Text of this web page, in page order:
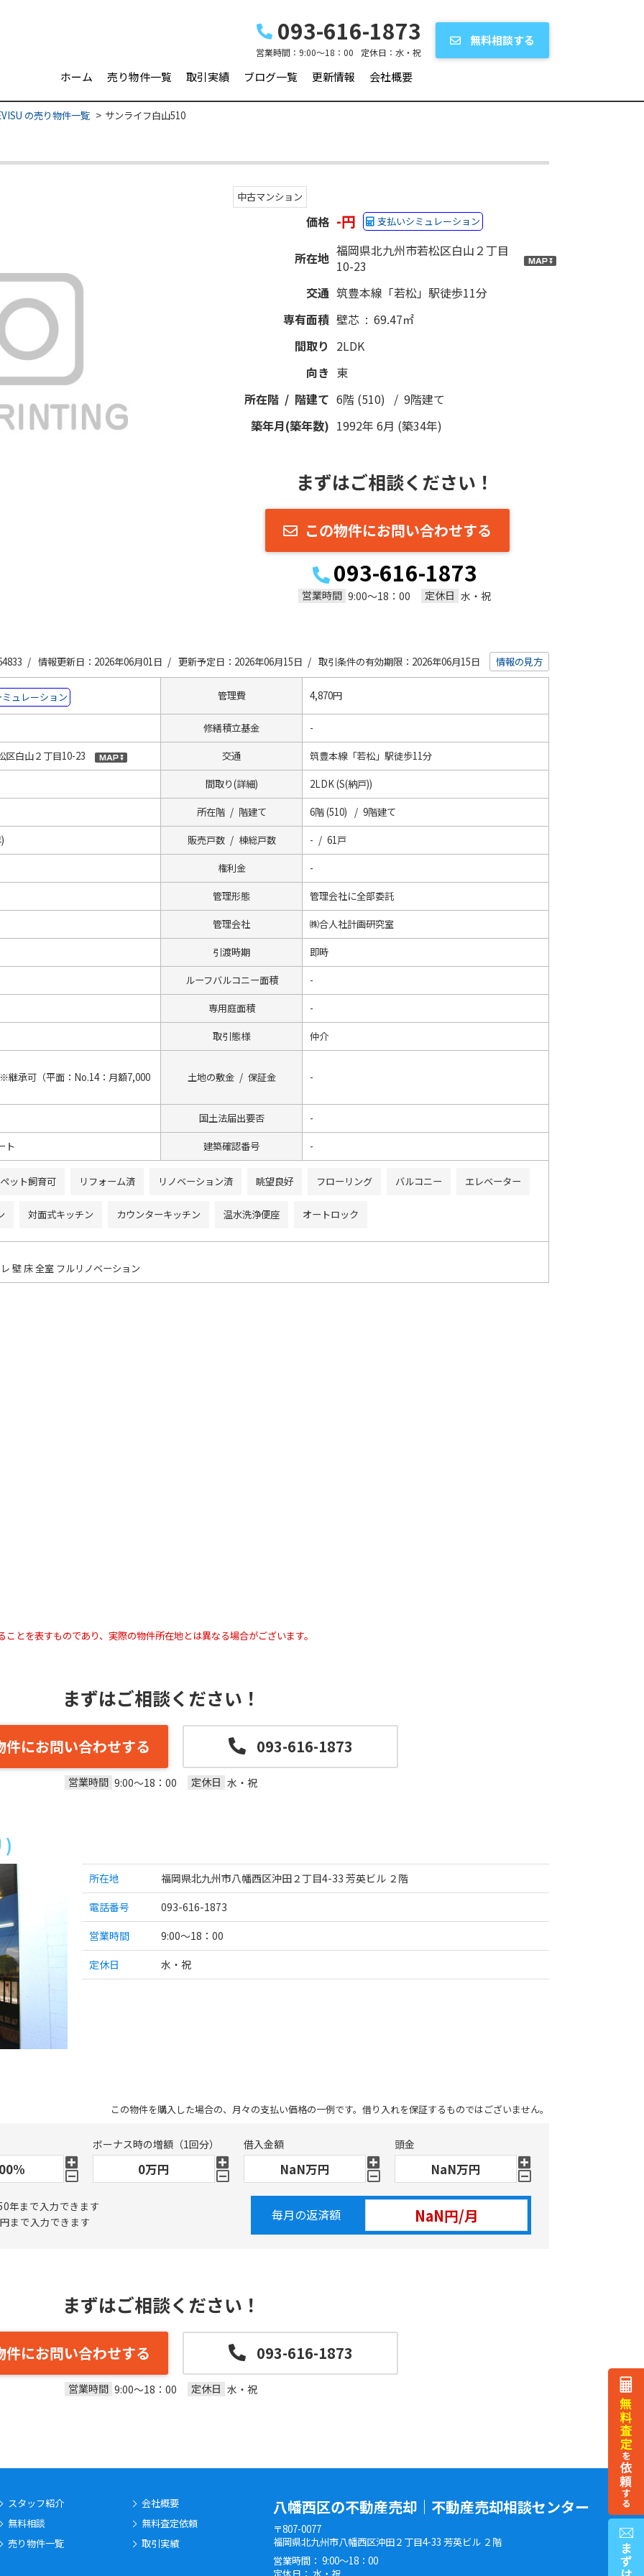
093-616-1873
営業時間： 9:00～18：00 定休日： 水・祝
無料相談する
ホーム 売り物件一覧 取引実績 ブログ一覧 更新情報 会社概要
の売り物件一覧 サンライフ白山510
中古マンション
価格 -円 支払いシミュレーション
所在地 福岡県北九州市若松区白山２丁目
10-23
交通 筑豊本線「若松」駅徒歩11分
専有面積 壁芯 : 69.47㎡
間取り 2LDK
向き 東
所在階 / 階建て 6階 (510) / 9階建て
築年月(築年数) 1992年 6月 (築34年)
まずはご相談ください！
この物件にお問い合わせする
093-616-1873
営業時間 9:00～18：00 定休日 水・祝
/ 情報更新日：2026年06月01日 / 更新予定日：2026年06月15日 / 取引条件の有効期限：2026年06月15日 情報の見方
ュレーション 管理費 4,870円
修繕積立基金 -
区白山２丁目10-23 交通 筑豊本線「若松」駅徒歩11分
間取り(詳細) 2LDK (S(納戸))
所在階 / 階建て 6階 (510) / 9階建て
販売戸数 / 棟総戸数 - / 61戸
権利金 -
管理形態 管理会社に全部委託
管理会社 ㈱合人社計画研究室
引渡時期 即時
ルーフバルコニー面積 -
専用庭面積 -
取引態様 仲介
継承可（平面：No.14：月額7,000 土地の敷金 / 保証金 -
国土法届出要否 -
ト 建築確認番号 -
ペット飼育可 リフォーム済 リノベーション済 眺望良好 フローリング バルコニー エレベーター
対面式キッチン カウンターキッチン 温水洗浄便座 オートロック
壁 床 全室 フルリノベーション
とを表すものであり、実際の物件所在地とは異なる場合がございます。
まずはご相談ください！
件にお問い合わせする 093-616-1873
営業時間 9:00～18：00 定休日 水・祝
)
所在地
福岡県北九州市八幡西区沖田２丁目4-33 芳英ビル ２階
電話番号
093-616-1873
営業時間
9:00～18：00
定休日
水・祝
この物件を購入した場合の、月々の支払い価格の一例です。借り入れを保証するものではございません。
ボーナス時の増額（1回分） 借入金額 頭金
年まで入力できます
まで入力できます
毎月の返済額
まずはご相談ください！
件にお問い合わせする 093-616-1873
営業時間 9:00～18：00 定休日 水・祝
スタッフ紹介
無料相談
売り物件一覧
会社概要
無料査定依頼
取引実績
八幡西区の不動産売却｜不動産売却相談センター
〒807-0077
福岡県北九州市八幡西区沖田２丁目4-33 芳英ビル ２階
営業時間： 9:00～18：00